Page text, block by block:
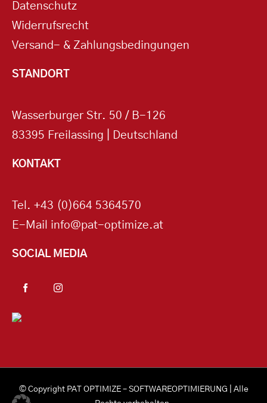
Datenschutz
Widerrufsrecht
Versand- & Zahlungsbedingungen
STANDORT
Wasserburger Str. 50 / B-126
83395 Freilassing | Deutschland
KONTAKT
Tel. +43 (0)664 5364570
E-Mail info@pat-optimize.at
SOCIAL MEDIA
© Copyright PAT OPTIMIZE – SOFTWAREOPTIMIERUNG | Alle